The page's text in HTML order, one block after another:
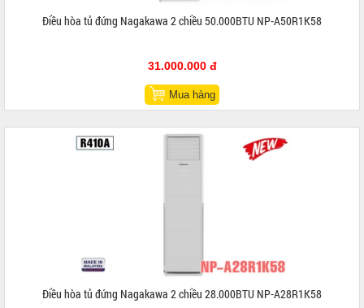
Điều hòa tủ đứng Nagakawa 2 chiều 50.000BTU NP-A50R1K58
31.000.000 đ
Mua hàng
Điều hòa tủ đứng Nagakawa 2 chiều 28.000BTU NP-A28R1K58